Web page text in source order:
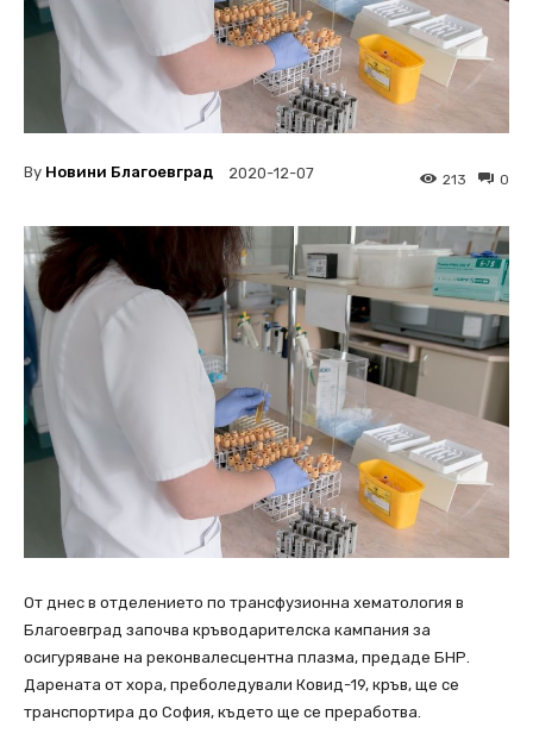
By Новини Благоевград 2020-12-07 0
213
От днес в отделението по трансфузионна хематология в
Благоевград започва кръводарителска кампания за
осигуряване на реконвалесцентна плазма, предаде БНР.
Дарената от хора, преболедували Ковид-19, кръв, ще се
транспортира до София, където ще се преработва.